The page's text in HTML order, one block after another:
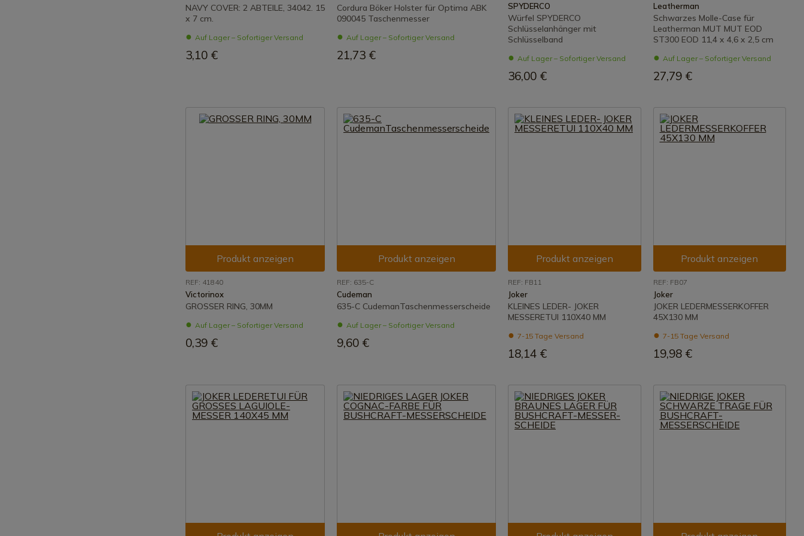
NAVY COVER: 2 ABTEILE, 34042. 15
x 7 cm.
Auf Lager – Sofortiger Versand
3,10 €
Cordura Böker Holster für Optima ABK
090045 Taschenmesser
Auf Lager – Sofortiger Versand
21,73 €
SPYDERCO
Würfel SPYDERCO
Schlüsselanhänger mit
Schlüsselband
Auf Lager – Sofortiger Versand
36,00 €
Leatherman
Schwarzes Molle-Case für
Leatherman MUT MUT EOD
ST300 EOD 11,4 x 4,6 x 2,5 cm
Auf Lager – Sofortiger Versand
27,79 €
Produkt anzeigen
REF: 41840
Victorinox
GROSSER RING, 30MM
Auf Lager – Sofortiger Versand
0,39 €
Produkt anzeigen
REF: 635-C
Cudeman
635-C CudemanTaschenmesserscheide
Auf Lager – Sofortiger Versand
9,60 €
Produkt anzeigen
REF: FB11
Joker
KLEINES LEDER- JOKER
MESSERETUI 110X40 MM
7-15 Tage Versand
18,14 €
Produkt anzeigen
REF: FB07
Joker
JOKER LEDERMESSERKOFFER
45X130 MM
7-15 Tage Versand
19,98 €